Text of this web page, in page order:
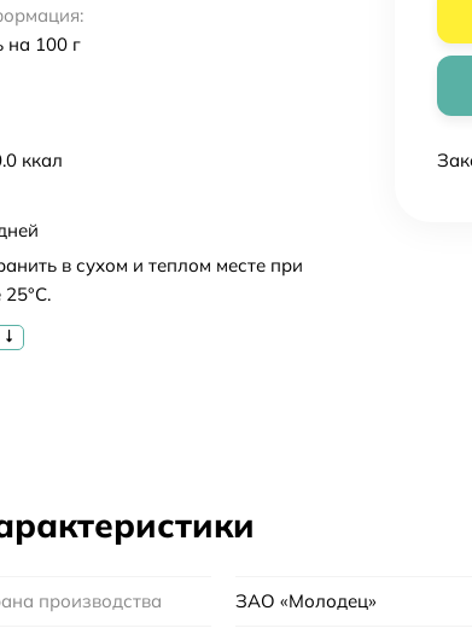
на 100 г
ккал
в сухом и теплом месте при
производства ЗАО «Молодец»